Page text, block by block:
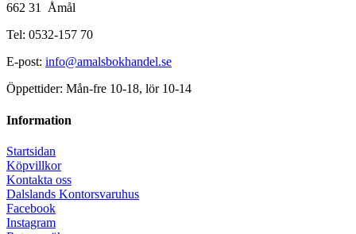
662 31 Åmål
Tel: 0532-157 70
E-post: info@amalsbokhandel.se
Öppettider: Mån-fre 10-18, lör 10-14
Information
Startsidan
Köpvillkor
Kontakta oss
Dalslands Kontorsvaruhus
Facebook
Instagram